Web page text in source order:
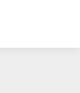
Polisi